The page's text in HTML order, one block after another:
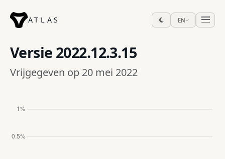
ATLAS EN
Versie 2022.12.3.15
Vrijgegeven op 20 mei 2022